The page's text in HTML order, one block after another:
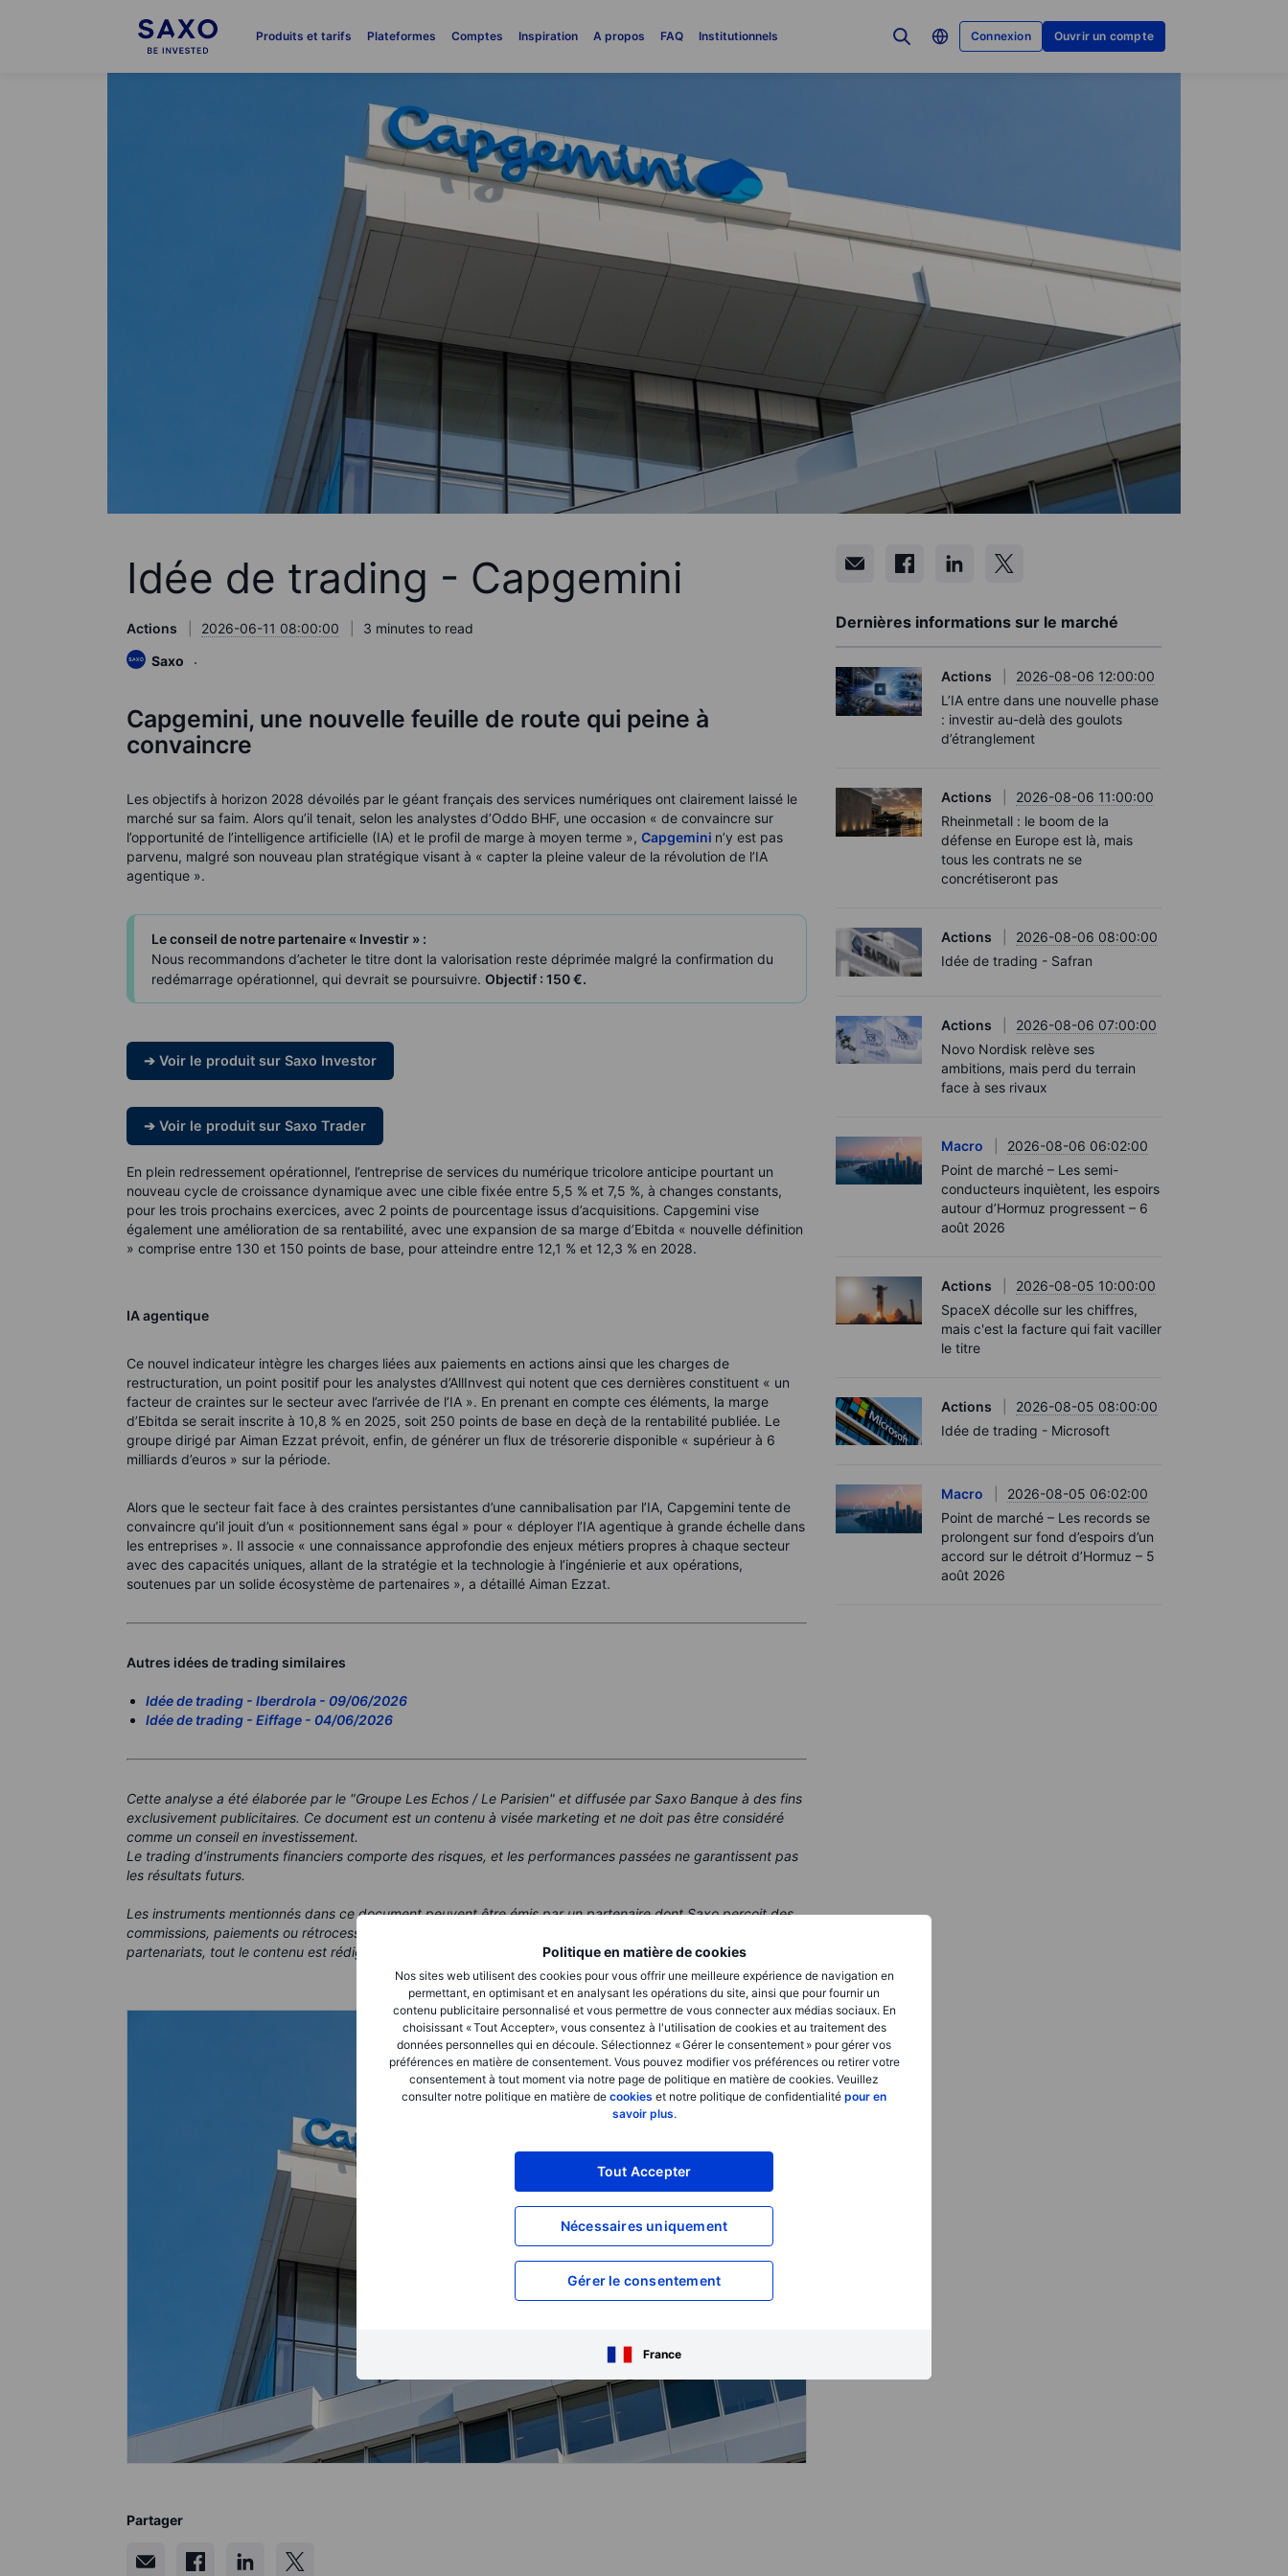
Produits et tarifs Plateformes Comptes Inspiration A propos FAQ Institutionnels Connexion Ouvrir un compte
Politique en matière de cookies
Nos sites web utilisent des cookies pour vous offrir une meilleure expérience de navigation en
permettant, en optimisant et en analysant les opérations du site, ainsi que pour fournir un
contenu publicitaire personnalisé et vous permettre de vous connecter aux médias sociaux. En
choisissant « Tout Accepter», vous consentez à l'utilisation de cookies et au traitement des
données personnelles qui en découle. Sélectionnez « Gérer le consentement » pour gérer vos
préférences en matière de consentement. Vous pouvez modifier vos préférences ou retirer votre
consentement à tout moment via notre page de politique en matière de cookies. Veuillez
consulter notre politique en matière de cookies et notre politique de confidentialité pour en
savoir plus.
Tout Accepter
Nécessaires uniquement
Gérer le consentement
France
Idée de trading - Capgemini
Actions 2026-06-11 08:00:00
3 minutes to read
Saxo
Capgemini, une nouvelle feuille de route qui peine à
convaincre
Les objectifs à horizon 2028 dévoilés par le géant français des services numériques ont clairement laissé le
marché sur sa faim. Alors qu’il tenait, selon les analystes d’Oddo BHF, une occasion « de convaincre sur
l’opportunité de l’intelligence artificielle (IA) et le profil de marge à moyen terme », Capgemini n’y est pas
parvenu, malgré son nouveau plan stratégique visant à « capter la pleine valeur de la révolution de l’IA
agentique ».
Le conseil de notre partenaire « Investir » :
Nous recommandons d’acheter le titre dont la valorisation reste déprimée malgré la confirmation du
redémarrage opérationnel, qui devrait se poursuivre. Objectif : 150 €.
➔ Voir le produit sur Saxo Investor
➔ Voir le produit sur Saxo Trader
En plein redressement opérationnel, l’entreprise de services du numérique tricolore anticipe pourtant un
nouveau cycle de croissance dynamique avec une cible fixée entre 5,5 % et 7,5 %, à changes constants,
pour les trois prochains exercices, avec 2 points de pourcentage issus d’acquisitions. Capgemini vise
également une amélioration de sa rentabilité, avec une expansion de sa marge d’Ebitda « nouvelle définition
» comprise entre 130 et 150 points de base, pour atteindre entre 12,1 % et 12,3 % en 2028.
IA agentique
Ce nouvel indicateur intègre les charges liées aux paiements en actions ainsi que les charges de
restructuration, un point positif pour les analystes d’AllInvest qui notent que ces dernières constituent « un
facteur de craintes sur le secteur avec l’arrivée de l’IA ». En prenant en compte ces éléments, la marge
d’Ebitda se serait inscrite à 10,8 % en 2025, soit 250 points de base en deçà de la rentabilité publiée. Le
groupe dirigé par Aiman Ezzat prévoit, enfin, de générer un flux de trésorerie disponible « supérieur à 6
milliards d’euros » sur la période.
Alors que le secteur fait face à des craintes persistantes d’une cannibalisation par l’IA, Capgemini tente de
convaincre qu’il jouit d’un « positionnement sans égal » pour « déployer l’IA agentique à grande échelle dans
les entreprises ». Il associe « une connaissance approfondie des enjeux métiers propres à chaque secteur
avec des capacités uniques, allant de la stratégie et la technologie à l’ingénierie et aux opérations,
soutenues par un solide écosystème de partenaires », a détaillé Aiman Ezzat.
Autres idées de trading similaires
Idée de trading - Iberdrola - 09/06/2026
Idée de trading - Eiffage - 04/06/2026
Cette analyse a été élaborée par le "Groupe Les Echos / Le Parisien" et diffusée par Saxo Banque à des fins
exclusivement publicitaires. Ce document est un contenu à visée marketing et ne doit pas être considéré
comme un conseil en investissement.
Le trading d’instruments financiers comporte des risques, et les performances passées ne garantissent pas
les résultats futurs.
Les instruments mentionnés dans ce document peuvent être émis par un partenaire dont Saxo perçoit des
commissions, paiements ou rétrocessions. Bien que Saxo puisse être rémunéré dans le cadre de ces
partenariats, tout le contenu est rédigé dans le but de fournir aux clients des informations utiles.
Partager
Dernières informations sur le marché
Actions
2026-08-06 12:00:00
L’IA entre dans une nouvelle phase
: investir au-delà des goulots
d’étranglement
Actions
2026-08-06 11:00:00
Rheinmetall : le boom de la
défense en Europe est là, mais
tous les contrats ne se
concrétiseront pas
Actions
2026-08-06 08:00:00
Idée de trading - Safran
Actions
2026-08-06 07:00:00
Novo Nordisk relève ses
ambitions, mais perd du terrain
face à ses rivaux
Macro
2026-08-06 06:02:00
Point de marché – Les semi-
conducteurs inquiètent, les espoirs
autour d’Hormuz progressent – 6
août 2026
Actions
2026-08-05 10:00:00
SpaceX décolle sur les chiffres,
mais c'est la facture qui fait vaciller
le titre
Actions
2026-08-05 08:00:00
Idée de trading - Microsoft
Macro
2026-08-05 06:02:00
Point de marché – Les records se
prolongent sur fond d’espoirs d’un
accord sur le détroit d’Hormuz – 5
août 2026